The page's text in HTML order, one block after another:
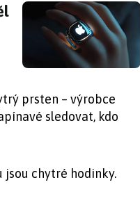
vládnout všemu
prsten – výrobce
sledovat, kdo
chytré hodinky.